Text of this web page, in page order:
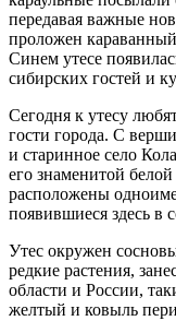
передавая важные
проложен
Синем утесе
сибирских гостей и
Сегодня к утесу
гости города. С
и старинное село
его знаменитой
расположены
появившиеся здесь в
Утес окружен
редкие растения,
области и России,
желтый и ковыль